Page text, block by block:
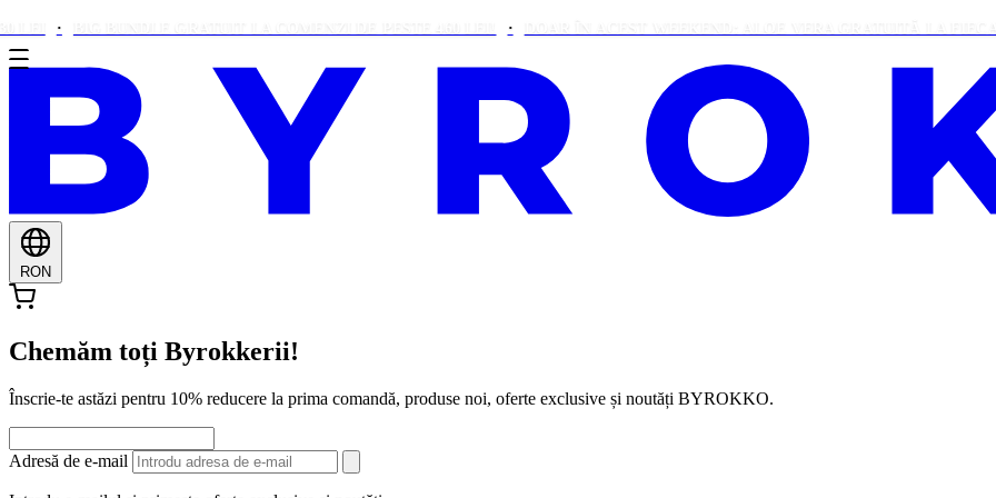
BIG BUNDLE GRATUIT LA COMENZI DE PESTE 460 LEI! DOAR ÎN ACEST WEEKEND: ALOE VERA GRATUITĂ LA FIECARE
RON
Chemăm toți Byrokkerii!
Înscrie-te astăzi pentru 10% reducere la prima comandă, produse noi, oferte exclusive și noutăți BYROKKO.
Adresă de e-mail